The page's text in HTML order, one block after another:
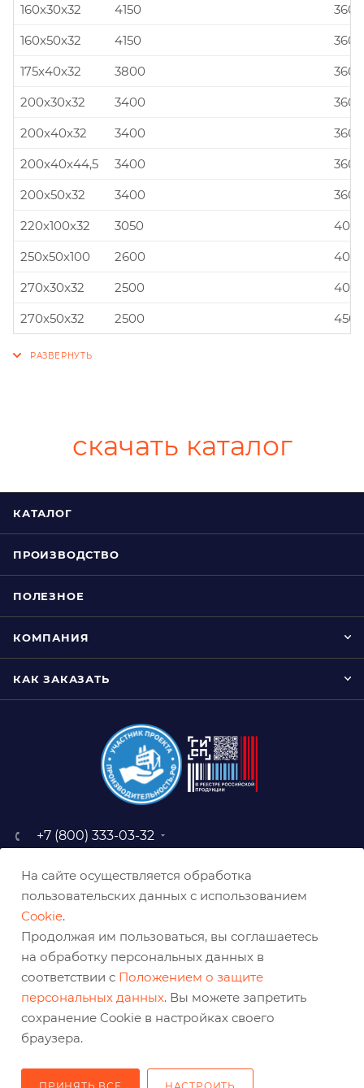
160x30x32
4150
160x50x32
4150
175x40x32
3800
200x30x32
3400
200x40x32
3400
200x40x44,5
3400
200x50x32
3400
220x100x32
3050
250x50x100
2600
270x30x32
2500
270x50x32
2500
скачать каталог
КАТАЛОГ
ПРОИЗВОДСТВО
ПОЛЕЗНОЕ
КОМПАНИЯ
КАК ЗАКАЗАТЬ
+7 (800) 333-03-32
baz@belabraziv.ru
308009, Россия, г. Белгород,
На сайте осуществляется обработка
пользовательских данных с использованием
Cookie.
Продолжая им пользоваться, вы соглашаетесь
на обработку персональных данных в
соответствии с Положением о защите
персональных данных. Вы можете запретить
сохранение Cookie в настройках своего
браузера.